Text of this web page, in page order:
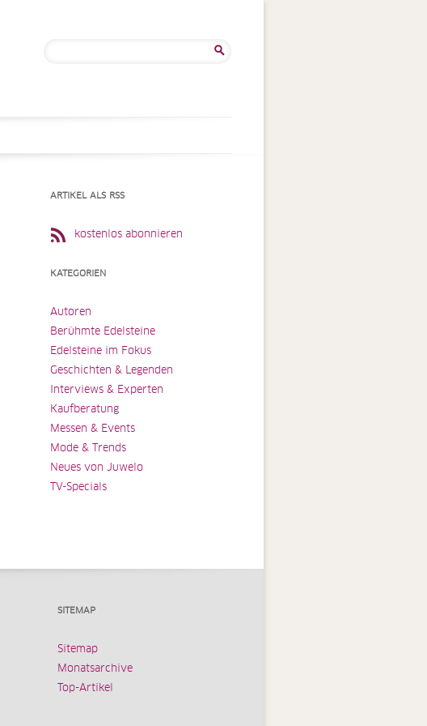
ARTIKEL ALS RSS
kostenlos abonnieren
KATEGORIEN
Autoren
Berühmte Edelsteine
Edelsteine im Fokus
Geschichten & Legenden
Interviews & Experten
Kaufberatung
Messen & Events
Mode & Trends
Neues von Juwelo
TV-Specials
SITEMAP
Sitemap
Monatsarchive
Top-Artikel